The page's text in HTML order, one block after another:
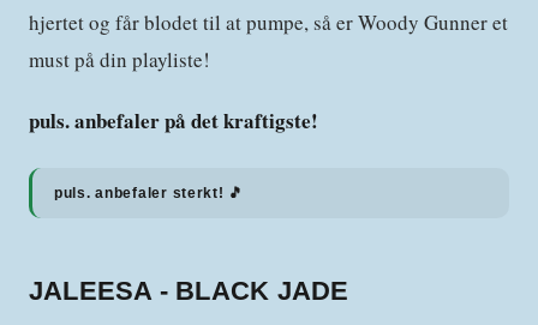
hjertet og får blodet til at pumpe, så er Woody Gunner et
must på din playliste!
puls. anbefaler på det kraftigste!
puls. anbefaler sterkt! 🎵
JALEESA - BLACK JADE